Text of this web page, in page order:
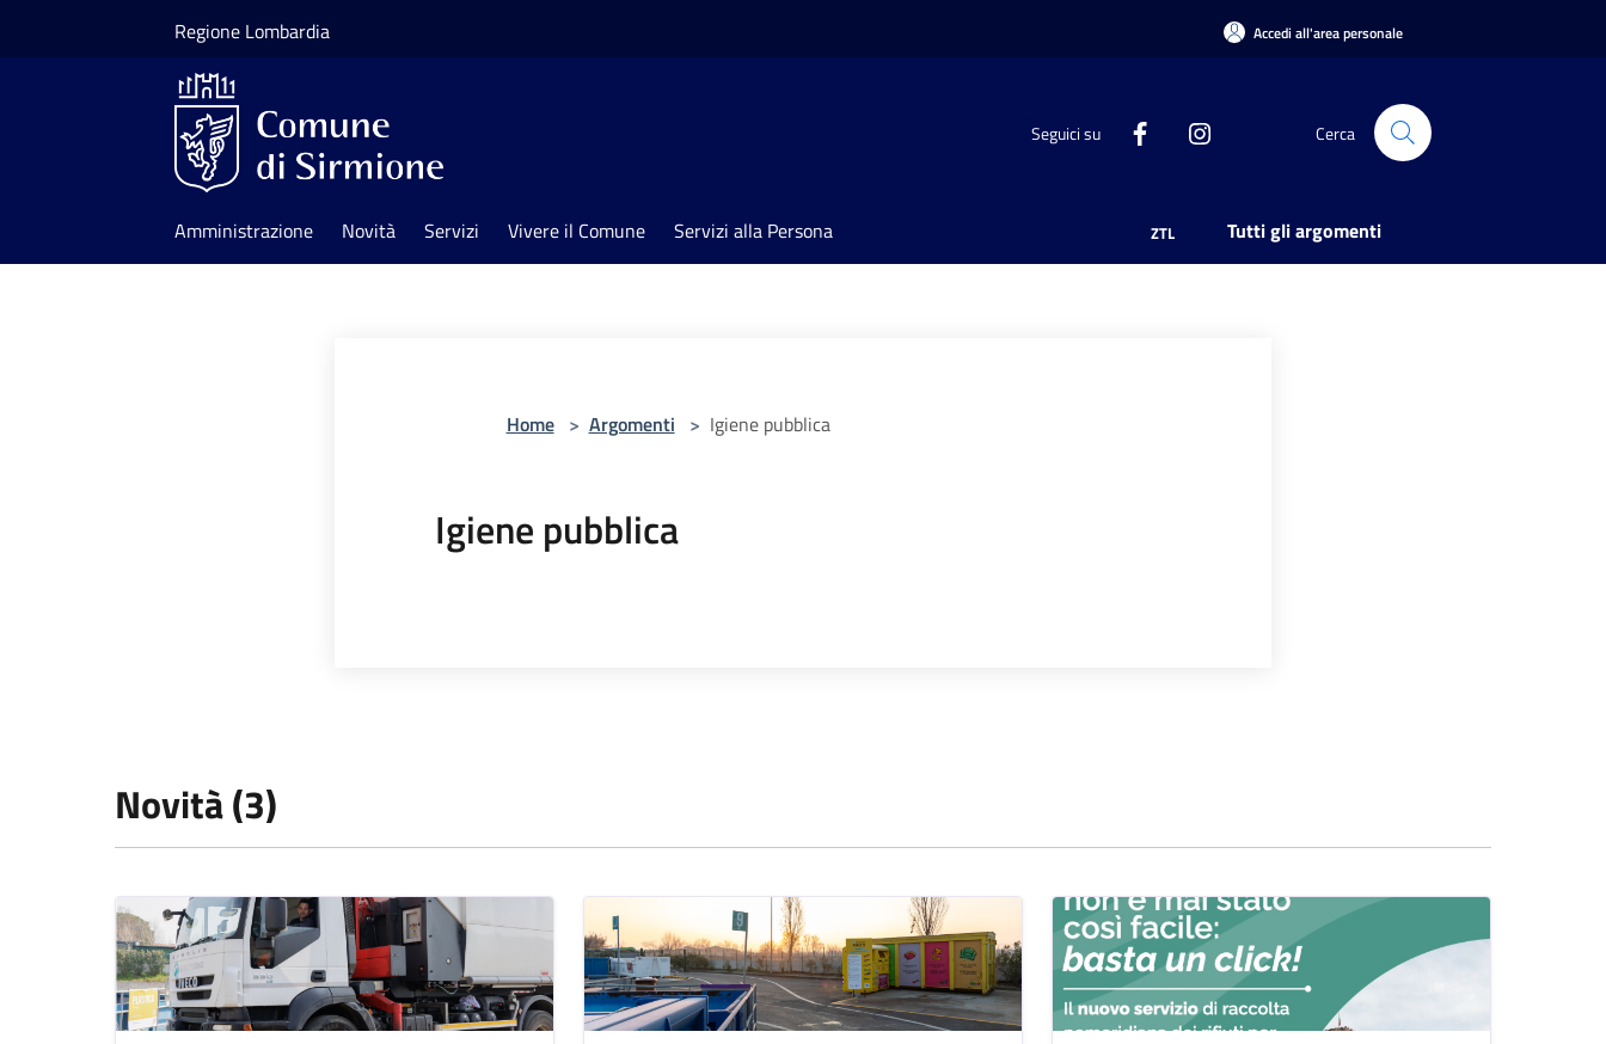
Regione Lombardia Accedi all'area personale
Seguici su Cerca
Amministrazione Novità Servizi Vivere il Comune Servizi alla Persona ZTL Tutti gli argomenti
Home > Argomenti > Igiene pubblica
Igiene pubblica
Novità (3)